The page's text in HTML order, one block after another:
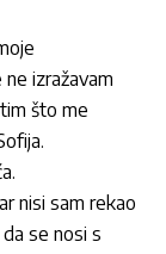
izražavam
što me
.
.
nisi sam rekao
se nosi s